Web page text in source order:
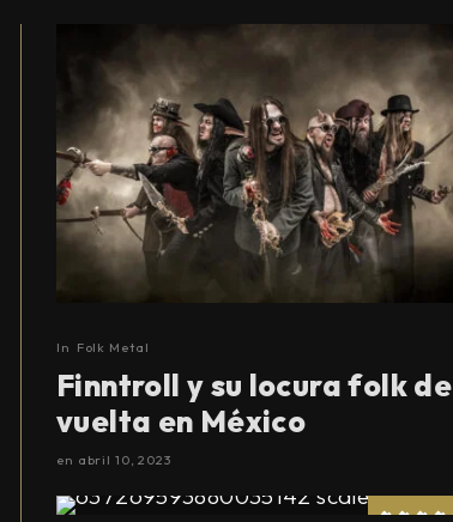
In Folk Metal
Finntroll y su locura folk de
vuelta en México
en abril 10, 2023